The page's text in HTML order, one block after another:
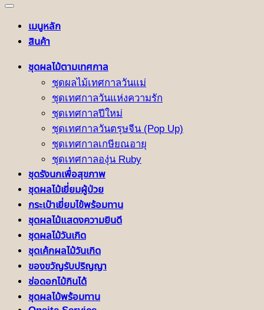
เมนูหลัก
สินค้า
ชุดผลไม้ตามเทศกาล
ชุดผลไม้เทศกาลวันแม่
ชุดเทศกาลวันแห่งความรัก
ชุดเทศกาลปีใหม่
ชุดเทศกาลวันตรุษจีน (Pop Up)
ชุดเทศกาลเกษียณอายุ
ชุดเทศกาลองุ่น Ruby
ชุดรังนกเพื่อสุขภาพ
ชุดผลไม้เยี่ยมผู้ป่วย
กระเป๋าเยี่ยมไข้พร้อมทาน
ชุดผลไม้แสดงความยินดี
ชุดผลไม้วันเกิด
ชุดเค้กผลไม้วันเกิด
ของขวัญรับปริญญา
ช่อดอกไม้กินได้
ชุดผลไม้พร้อมทาน